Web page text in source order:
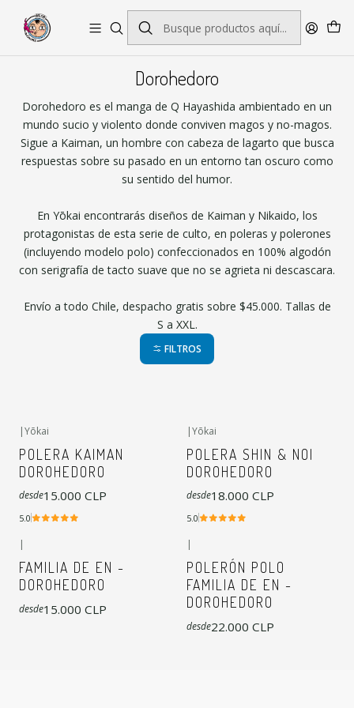
Dorohedoro
Dorohedoro es el manga de Q Hayashida ambientado en un
mundo sucio y violento donde conviven magos y no-magos.
Sigue a Kaiman, un hombre con cabeza de lagarto que busca
respuestas sobre su pasado en un entorno tan oscuro como
su sentido del humor.
En Yōkai encontrarás diseños de Kaiman y Nikaido, los
protagonistas de esta serie de culto, en poleras y polerones
(incluyendo modelo polo) confeccionados en 100% algodón
con serigrafía de tacto suave que no se agrieta ni descascara.
Envío a todo Chile, despacho gratis sobre $45.000. Tallas de
S a XXL.
FILTROS
|Yōkai
POLERA KAIMAN
DOROHEDORO
desde15.000 CLP
5.0
|Yōkai
POLERA SHIN & NOI
DOROHEDORO
desde18.000 CLP
5.0
|
FAMILIA DE EN -
DOROHEDORO
desde15.000 CLP
|
POLERÓN POLO
FAMILIA DE EN -
DOROHEDORO
desde22.000 CLP